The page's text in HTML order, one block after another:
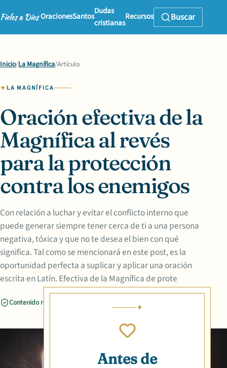
OracionesSantos
Dudas
cristianas
Recursos Buscar
Inicio/La Magnífica/Artículo
LA MAGNÍFICA
Oración efectiva de la
Magnífica al revés
para la protección
contra los enemigos
Con relación a luchar y evitar el conflicto interno que
puede generar siempre tener cerca de ti a una persona
negativa, tóxica y que no te desea el bien con qué
significa. Tal como se mencionará en este post, es la
oportunidad perfecta a suplicar y aplicar una oración
escrita en Latín. Efectiva de la Magnífica de prote
Contenido revisado
Antes de